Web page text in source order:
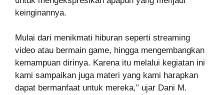
keinginannya.
Mulai dari menikmati hiburan seperti streaming
video atau bermain game, hingga mengembangkan
kemampuan dirinya. Karena itu melalui kegiatan ini
kami sampaikan juga materi yang kami harapkan
dapat bermanfaat untuk mereka,” ujar Dani M.